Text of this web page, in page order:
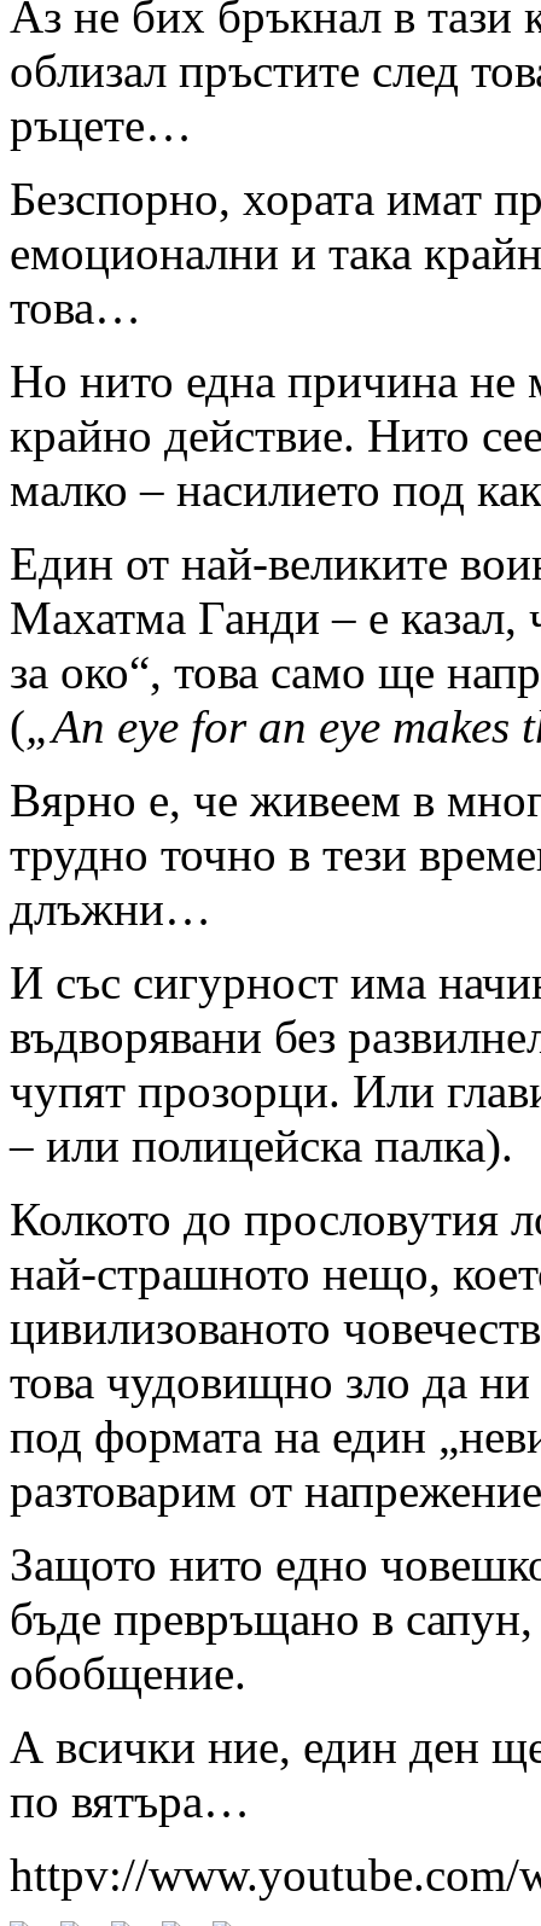
Аз не бих бръкнал в
облизал пръстите след
ръцете…
Безспорно, хората имат
емоционални и така
това…
Но нито една причина не
крайно действие. Нито
малко – насилието под
Един от най-великите
Махатма Ганди – е казал,
за око“, това само ще
(„An eye for an eye
Вярно е, че живеем в
трудно точно в тези
длъжни…
И със сигурност има
въдворявани без
чупят прозорци. Или
– или полицейска палка).
Колкото до прословутия
най-страшното нещо,
цивилизованото
това чудовищно зло да
под формата на един
разтоварим от
Защото нито едно
бъде превръщано в
обобщение.
А всички ние, един ден
по вятъра…
httpv://www.youtube.com/